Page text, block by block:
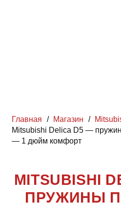
Главная / Магазин /
Mitsubishi Delica D5 —
— 1 дюйм комфорт
MITSUBISHI
ПРУЖИНЫ